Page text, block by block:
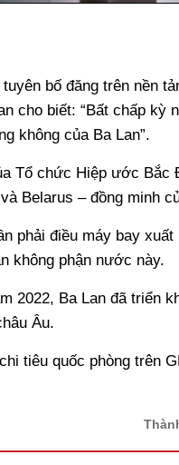
bố đăng trên nền
cho biết: “Bất chấp kỳ
không của Ba Lan”.
Tổ chức Hiệp ước Bắc
Belarus – đồng minh
phải điều máy bay
không phận nước này.
2022, Ba Lan đã triển
Âu.
tiêu quốc phòng trên